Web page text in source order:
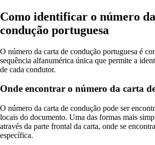
Como identificar o número
condução portuguesa
O número da carta de condução portuguesa é
sequência alfanumérica única que permite a
de cada condutor.
Onde encontrar o número da carta
O número da carta de condução pode ser
locais do documento. Uma das formas mais
através da parte frontal da carta, onde se
específica.